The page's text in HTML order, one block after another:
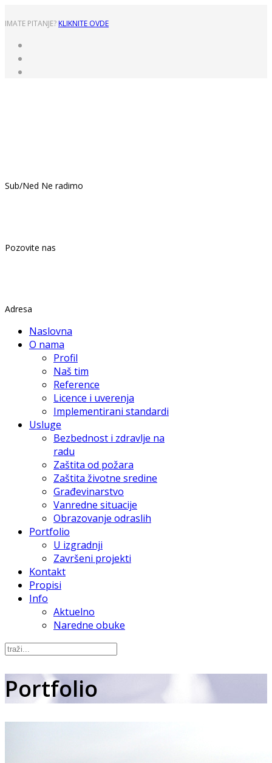
IMATE PITANJE? KLIKNITE OVDE
Sub/Ned Ne radimo
Pozovite nas
Adresa
Naslovna
O nama
Profil
Naš tim
Reference
Licence i uverenja
Implementirani standardi
Usluge
Bezbednost i zdravlje na
radu
Zaštita od požara
Zaštita životne sredine
Građevinarstvo
Vanredne situacije
Obrazovanje odraslih
Portfolio
U izgradnji
Završeni projekti
Kontakt
Propisi
Info
Aktuelno
Naredne obuke
Portfolio